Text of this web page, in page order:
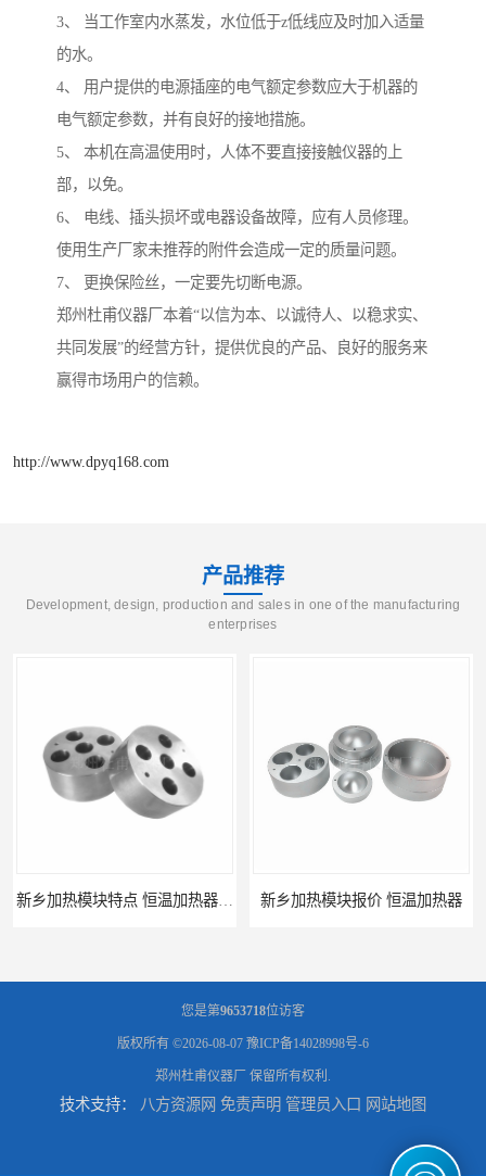
3、 当工作室内水蒸发，水位低于z低线应及时加入适量
的水。
4、 用户提供的电源插座的电气额定参数应大于机器的
电气额定参数，并有良好的接地措施。
5、 本机在高温使用时，人体不要直接接触仪器的上
部，以免。
6、 电线、插头损坏或电器设备故障，应有人员修理。
使用生产厂家未推荐的附件会造成一定的质量问题。
7、 更换保险丝，一定要先切断电源。
郑州杜甫仪器厂本着“以信为本、以诚待人、以稳求实、
共同发展”的经营方针，提供优良的产品、良好的服务来
赢得市场用户的信赖。
http://www.dpyq168.com
产品推荐
Development, design, production and sales in one of the manufacturing
enterprises
新乡加热模块报价 恒温加热器
您是第9653718位访客
版权所有 ©2026-08-07 豫ICP备14028998号-6
郑州杜甫仪器厂 保留所有权利.
技术支持： 八方资源网 免责声明 管理员入口 网站地图